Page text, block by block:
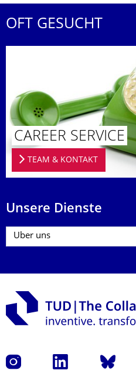
OFT GESUCHT
CAREER SERVICE
TEAM & KONTAKT
Unsere Dienste
Instagram LinkedIn Bluesky